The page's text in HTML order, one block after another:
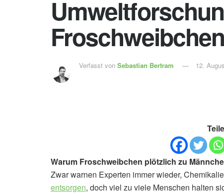
Verfasst von Sebastian Bertram 12.
Warum Froschweibchen plötzlich zu
Zwar warnen Experten immer wieder,
entsorgen, doch viel zu viele Menschen halten